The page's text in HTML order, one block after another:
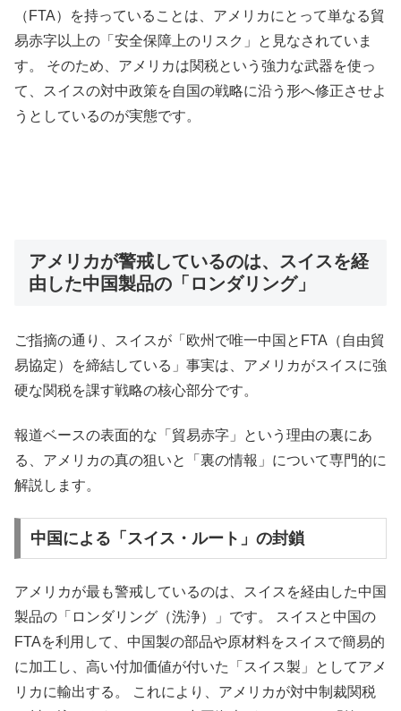
（FTA）を持っていることは、アメリカにとって単なる貿
易赤字以上の「安全保障上のリスク」と見なされていま
す。 そのため、アメリカは関税という強力な武器を使っ
て、スイスの対中政策を自国の戦略に沿う形へ修正させよ
うとしているのが実態です。
アメリカが警戒しているのは、スイスを経
由した中国製品の「ロンダリング」
ご指摘の通り、スイスが「欧州で唯一中国とFTA（自由貿
易協定）を締結している」事実は、アメリカがスイスに強
硬な関税を課す戦略の核心部分です。
報道ベースの表面的な「貿易赤字」という理由の裏にあ
る、アメリカの真の狙いと「裏の情報」について専門的に
解説します。
中国による「スイス・ルート」の封鎖
アメリカが最も警戒しているのは、スイスを経由した中国
製品の「ロンダリング（洗浄）」です。 スイスと中国の
FTAを利用して、中国製の部品や原材料をスイスで簡易的
に加工し、高い付加価値が付いた「スイス製」としてアメ
リカに輸出する。 これにより、アメリカが対中制裁関税